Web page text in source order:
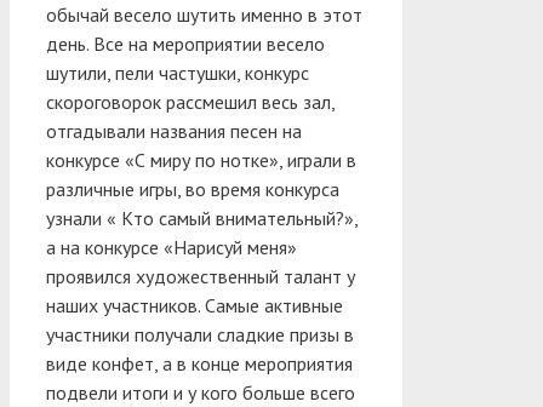
обычай весело шутить именно в этот
день. Все на мероприятии весело
шутили, пели частушки, конкурс
скороговорок рассмешил весь зал,
отгадывали названия песен на
конкурсе «С миру по нотке», играли в
различные игры, во время конкурса
узнали « Кто самый внимательный?»,
а на конкурсе «Нарисуй меня»
проявился художественный талант у
наших участников. Самые активные
участники получали сладкие призы в
виде конфет, а в конце мероприятия
подвели итоги и у кого больше всего